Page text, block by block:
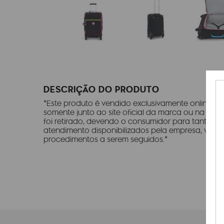
DESCRIÇÃO DO PRODUTO
*Este produto é vendido exclusivamente online
somente junto ao site oficial da marca ou na
foi retirado, devendo o consumidor para tanto,
atendimento disponibilizados pela empresa,
procedimentos a serem seguidos.*